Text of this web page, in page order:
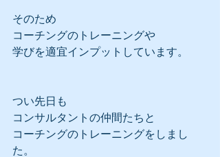
そのため
コーチングのトレーニングや
学びを適宜インプットしています。
つい先日も
コンサルタントの仲間たちと
コーチングのトレーニングをしまし
た。